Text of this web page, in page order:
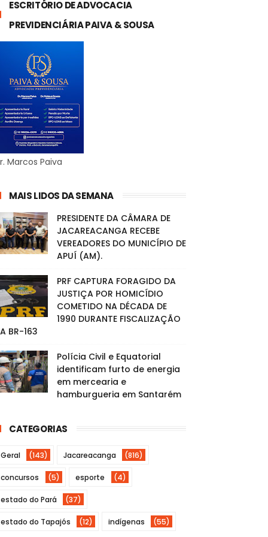
ESCRITÓRIO DE ADVOCACIA
PREVIDENCIÁRIA PAIVA & SOUSA
Marcos Paiva
MAIS LIDOS DA SEMANA
PRESIDENTE DA CÂMARA DE
JACAREACANGA RECEBE
VEREADORES DO MUNICÍPIO DE
APUÍ (AM).
PRF CAPTURA FORAGIDO DA
JUSTIÇA POR HOMICÍDIO
COMETIDO NA DÉCADA DE
1990 DURANTE FISCALIZAÇÃO
BR-163
Polícia Civil e Equatorial
identificam furto de energia
em mercearia e
hamburgueria em Santarém
CATEGORIAS
Geral (143) Jacareacanga (816)
concursos (5) esporte (4)
estado do Pará (37)
estado do Tapajós (12) indígenas (55)